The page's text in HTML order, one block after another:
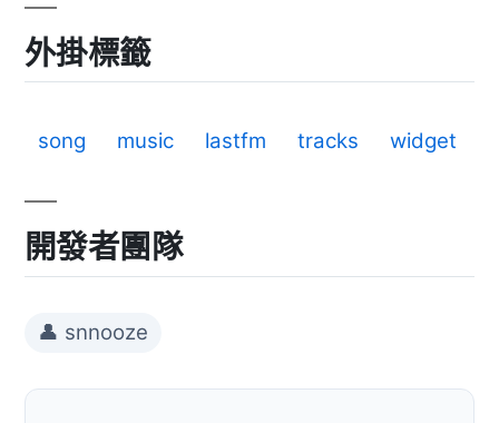
外掛標籤
song music lastfm tracks widget
開發者團隊
👤 snnooze